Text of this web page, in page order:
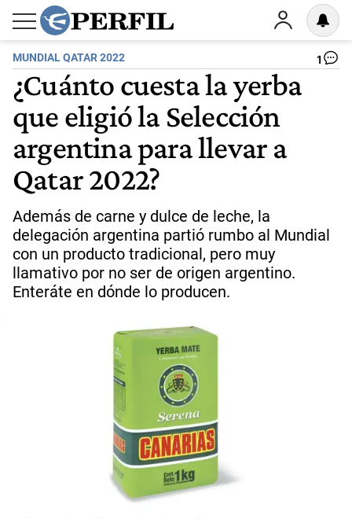
MUNDIAL QATAR 2022 1
¿Cuánto cuesta la yerba
que eligió la Selección
argentina para llevar a
Qatar 2022?
Además de carne y dulce de leche, la
delegación argentina partió rumbo al Mundial
con un producto tradicional, pero muy
llamativo por no ser de origen argentino.
Enteráte en dónde lo producen.